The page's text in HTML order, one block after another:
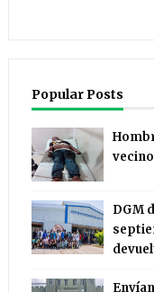
Popular Posts
DGM